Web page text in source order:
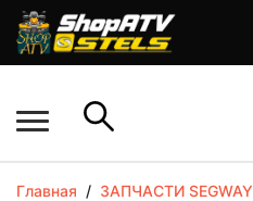
Главная / ЗАПЧАСТИ SEGWAY